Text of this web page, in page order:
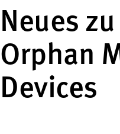
Neues
Orphan
Devices